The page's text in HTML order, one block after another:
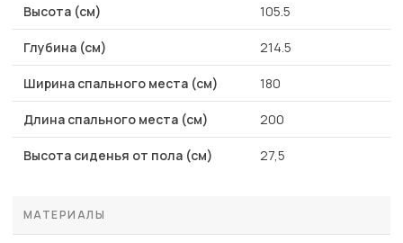
Высота (см) 105.5
Глубина (см) 214.5
Ширина спального места (см) 180
Длина спального места (см) 200
Высота сиденья от пола (см) 27,5
МАТЕРИАЛЫ